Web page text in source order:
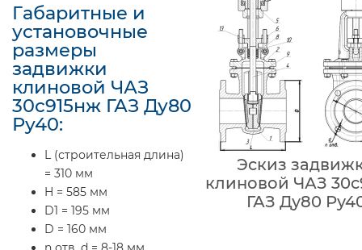
Габаритные и
установочные
размеры
задвижки
клиновой ЧАЗ
30с915нж ГАЗ Ду80
Ру40:
L (строительная длина)
= 310 мм
H = 585 мм
D1 = 195 мм
D = 160 мм
Эскиз
клиновой ЧАЗ
ГАЗ Ду80